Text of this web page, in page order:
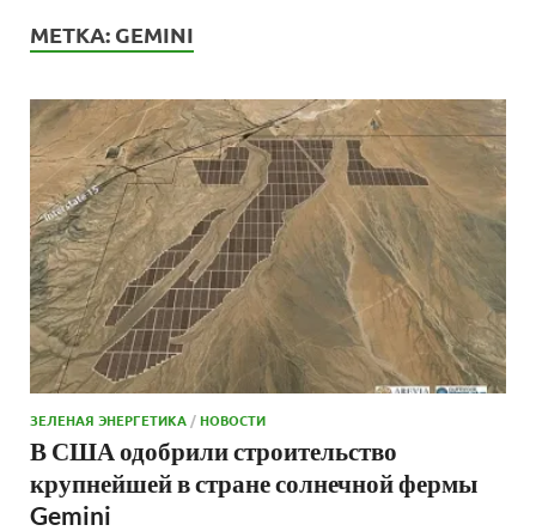
МЕТКА: GEMINI
ЗЕЛЕНАЯ ЭНЕРГЕТИКА /НОВОСТИ
В США одобрили строительство
крупнейшей в стране солнечной фермы
Gemini